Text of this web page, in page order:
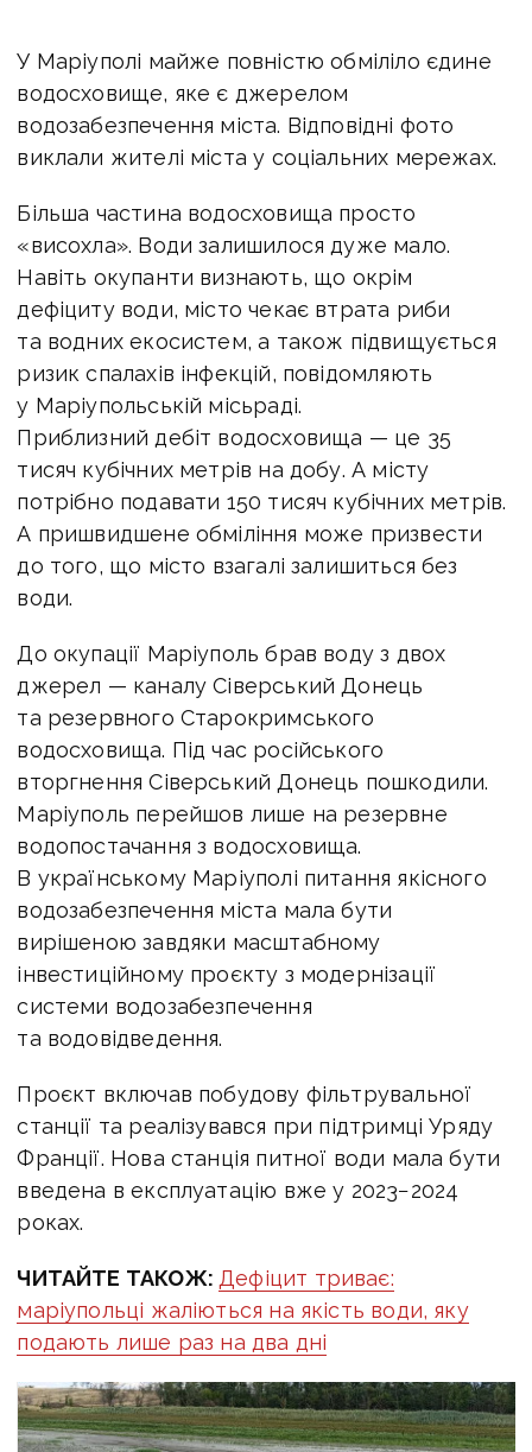
У Маріуполі майже повністю обміліло єдине
водосховище, яке є джерелом
водозабезпечення міста. Відповідні фото
виклали жителі міста у соціальних мережах.
Більша частина водосховища просто
«висохла». Води залишилося дуже мало.
Навіть окупанти визнають, що окрім
дефіциту води, місто чекає втрата риби
та водних екосистем, а також підвищується
ризик спалахів інфекцій, повідомляють
у Маріупольській місьраді.
Приблизний дебіт водосховища — це 35
тисяч кубічних метрів на добу. А місту
потрібно подавати 150 тисяч кубічних метрів.
А пришвидшене обміління може призвести
до того, що місто взагалі залишиться без
води.
До окупації Маріуполь брав воду з двох
джерел — каналу Сіверський Донець
та резервного Старокримського
водосховища. Під час російського
вторгнення Сіверський Донець пошкодили.
Маріуполь перейшов лише на резервне
водопостачання з водосховища.
В українському Маріуполі питання якісного
водозабезпечення міста мала бути
вирішеною завдяки масштабному
інвестиційному проєкту з модернізації
системи водозабезпечення
та водовідведення.
Проєкт включав побудову фільтрувальної
станції та реалізувався при підтримці Уряду
Франції. Нова станція питної води мала бути
введена в експлуатацію вже у 2023−2024
роках.
ЧИТАЙТЕ ТАКОЖ: Дефіцит триває:
маріупольці жаліються на якість води, яку
подають лише раз на два дні